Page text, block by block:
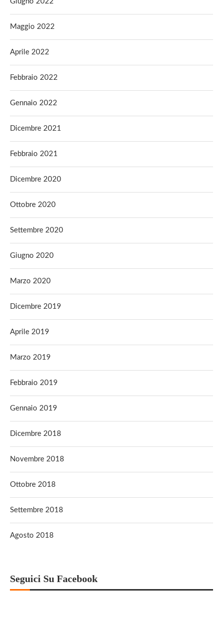
Maggio 2022
Aprile 2022
Febbraio 2022
Gennaio 2022
Dicembre 2021
Febbraio 2021
Dicembre 2020
Ottobre 2020
Settembre 2020
Giugno 2020
Marzo 2020
Dicembre 2019
Aprile 2019
Marzo 2019
Febbraio 2019
Gennaio 2019
Dicembre 2018
Novembre 2018
Ottobre 2018
Settembre 2018
Agosto 2018
Seguici Su Facebook